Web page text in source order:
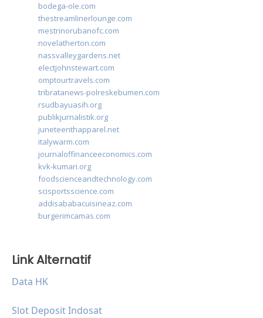
bodega-ole.com
thestreamlinerlounge.com
mestrinorubanofc.com
novelatherton.com
nassvalleygardens.net
electjohnstewart.com
omptourtravels.com
tribratanews-polreskebumen.com
rsudbayuasih.org
publikjurnalistik.org
juneteenthapparel.net
italywarm.com
journaloffinanceeconomics.com
kvk-kumari.org
foodscienceandtechnology.com
scisportsscience.com
addisababacuisineaz.com
burgerimcamas.com
Link Alternatif
Data HK
Slot Deposit Indosat